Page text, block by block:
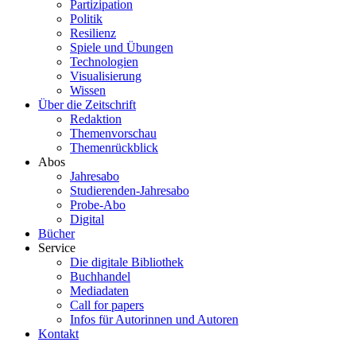
Partizipation
Politik
Resilienz
Spiele und Übungen
Technologien
Visualisierung
Wissen
Über die Zeitschrift
Redaktion
Themenvorschau
Themenrückblick
Abos
Jahresabo
Studierenden-Jahresabo
Probe-Abo
Digital
Bücher
Service
Die digitale Bibliothek
Buchhandel
Mediadaten
Call for papers
Infos für Autorinnen und Autoren
Kontakt